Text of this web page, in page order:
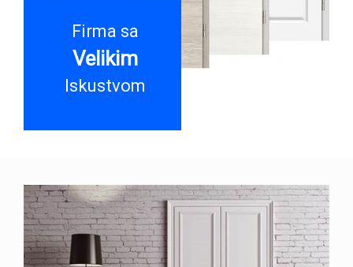
Firma sa
Velikim
Iskustvom